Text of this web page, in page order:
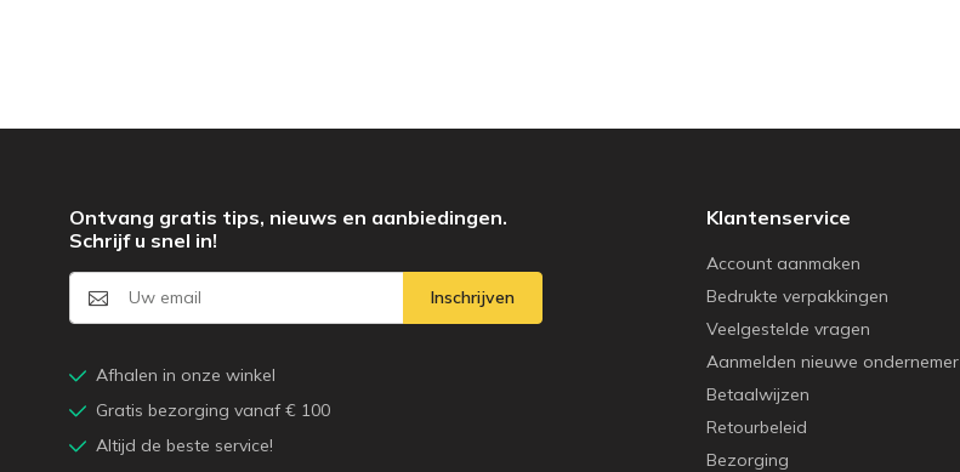
Klantenservice
Account aanmaken
Bedrukte verpakkingen
Veelgestelde vragen
Aanmelden nieuwe ondernemer
Betaalwijzen
Retourbeleid
Bezorging
Ontvang gratis tips, nieuws en aanbiedingen.
Schrijf u snel in!
Inschrijven
Afhalen in onze winkel
Gratis bezorging vanaf € 100
Altijd de beste service!